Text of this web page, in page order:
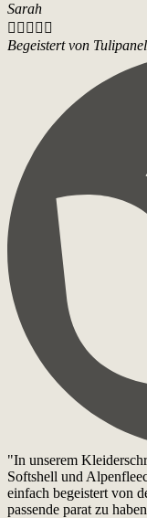
Sarah
    
Begeistert von
"In unserem
Softshell und
einfach begeistert von
passende parat zu